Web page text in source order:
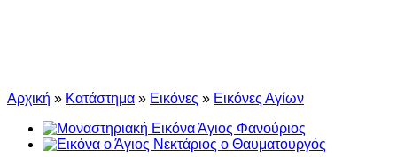
Αρχική » Κατάστημα » Εικόνες » Εικόνες Αγίων